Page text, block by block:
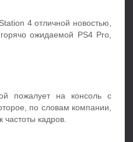
4 отличной новостью,
ожидаемой PS4 Pro,
пожалует на консоль с
по словам компании,
частоты кадров.